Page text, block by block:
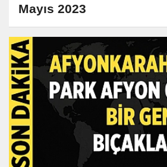
Mayıs 2023